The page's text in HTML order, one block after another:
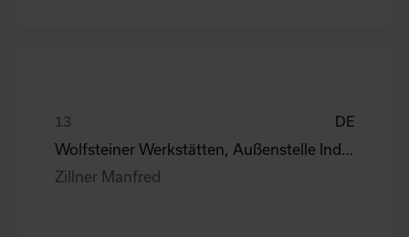
DE
Zillner Manfred